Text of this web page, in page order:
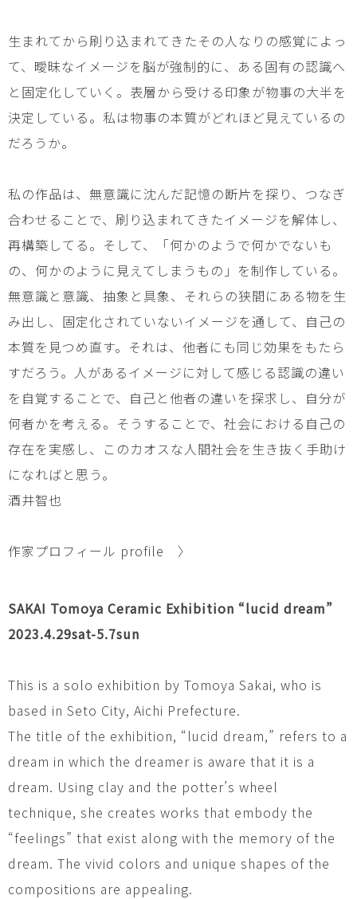
生まれてから刷り込まれてきたその人なりの感覚によっ
て、曖昧なイメージを脳が強制的に、ある固有の認識へ
と固定化していく。表層から受ける印象が物事の大半を
決定している。私は物事の本質がどれほど見えているの
だろうか。
私の作品は、無意識に沈んだ記憶の断片を探り、つなぎ
合わせることで、刷り込まれてきたイメージを解体し、
再構築してる。そして、「何かのようで何かでないも
の、何かのように見えてしまうもの」を制作している。
無意識と意識、抽象と具象、それらの狭間にある物を生
み出し、固定化されていないイメージを通して、自己の
本質を見つめ直す。それは、他者にも同じ効果をもたら
すだろう。人があるイメージに対して感じる認識の違い
を自覚することで、自己と他者の違いを探求し、自分が
何者かを考える。そうすることで、社会における自己の
存在を実感し、このカオスな人間社会を生き抜く手助け
になればと思う。
酒井智也
作家プロフィール profile 〉
SAKAI Tomoya Ceramic Exhibition “lucid dream”
2023.4.29sat-5.7sun
This is a solo exhibition by Tomoya Sakai, who is
based in Seto City, Aichi Prefecture.
The title of the exhibition, “lucid dream,” refers to a
dream in which the dreamer is aware that it is a
dream. Using clay and the potter’s wheel
technique, she creates works that embody the
“feelings” that exist along with the memory of the
dream. The vivid colors and unique shapes of the
compositions are appealing.